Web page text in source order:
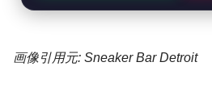
画像引用元: Sneaker Bar Detroit